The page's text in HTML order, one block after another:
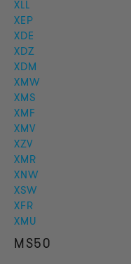
XLL
XEP
XDE
XDZ
XDM
XMW
XMS
XMF
XMV
XZV
XMR
XNW
XSW
XFR
XMU
MS50